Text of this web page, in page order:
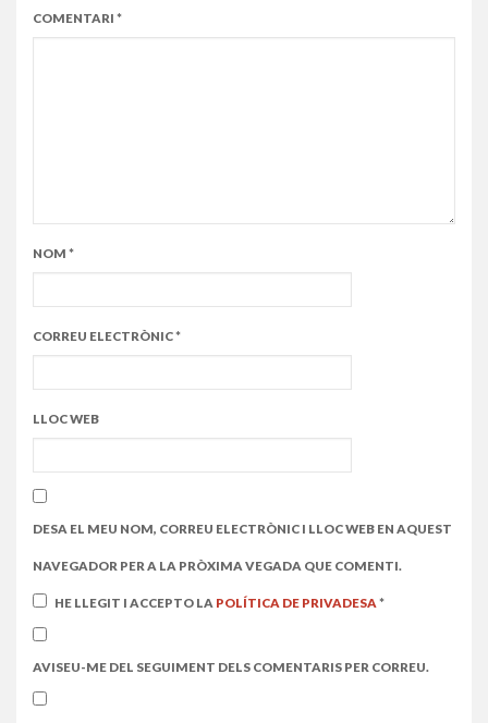
COMENTARI *
NOM *
CORREU ELECTRÒNIC*
LLOC WEB
DESA EL MEU NOM, CORREU ELECTRÒNIC I LLOC WEB EN AQUEST
NAVEGADOR PER A LA PRÒXIMA VEGADA QUE COMENTI.
HE LLEGIT I ACCEPTO LA POLÍTICA DE PRIVADESA *
AVISEU-ME DEL SEGUIMENT DELS COMENTARIS PER CORREU.